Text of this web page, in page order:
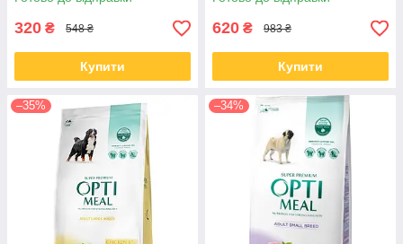
320 ₴ 548 ₴
Купити
5 кг
620 ₴ 983 ₴
Купити
–35% –34%